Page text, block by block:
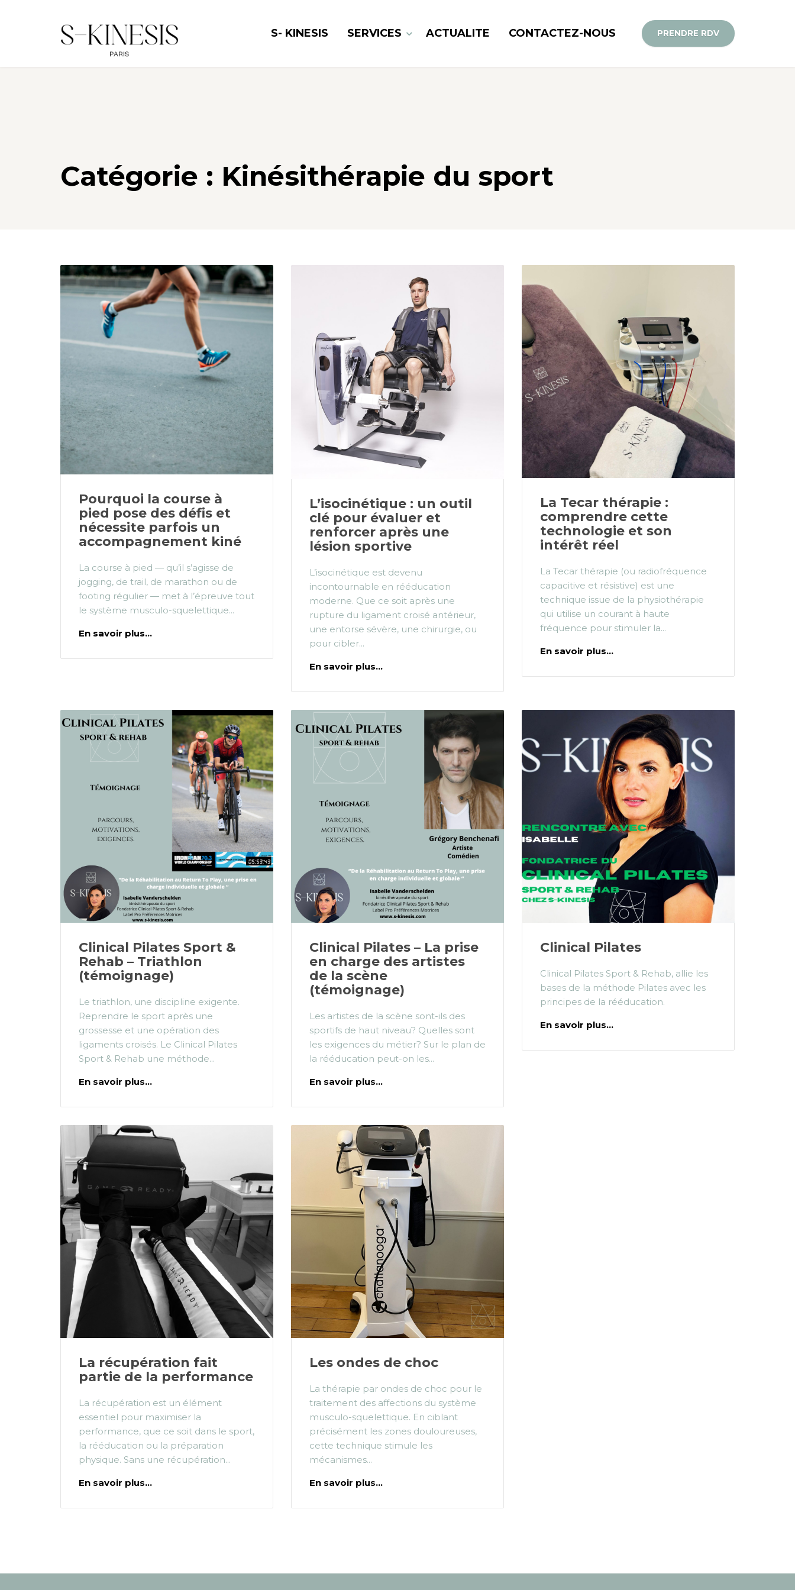
S- KINESIS SERVICES ACTUALITE CONTACTEZ-NOUS PRENDRE RDV
Catégorie : Kinésithérapie du sport
Pourquoi la course à
pied pose des défis et
nécessite parfois un
accompagnement kiné
La course à pied — qu’il s’agisse de
jogging, de trail, de marathon ou de
footing régulier — met à l’épreuve tout
le système musculo-squelettique...
En savoir plus...
L’isocinétique : un outil
clé pour évaluer et
renforcer après une
lésion sportive
L’isocinétique est devenu
incontournable en rééducation
moderne. Que ce soit après une
rupture du ligament croisé antérieur,
une entorse sévère, une chirurgie, ou
pour cibler...
En savoir plus...
La Tecar thérapie :
comprendre cette
technologie et son
intérêt réel
La Tecar thérapie (ou radiofréquence
capacitive et résistive) est une
technique issue de la physiothérapie
qui utilise un courant à haute
fréquence pour stimuler la...
En savoir plus...
Clinical Pilates Sport &
Rehab – Triathlon
(témoignage)
Le triathlon, une discipline exigente.
Reprendre le sport après une
grossesse et une opération des
ligaments croisés. Le Clinical Pilates
Sport & Rehab une méthode...
En savoir plus...
Clinical Pilates – La prise
en charge des artistes
de la scène
(témoignage)
Les artistes de la scène sont-ils des
sportifs de haut niveau? Quelles sont
les exigences du métier? Sur le plan de
la rééducation peut-on les...
En savoir plus...
Clinical Pilates
Clinical Pilates Sport & Rehab, allie les
bases de la méthode Pilates avec les
principes de la rééducation.
En savoir plus...
La récupération fait
partie de la performance
La récupération est un élément
essentiel pour maximiser la
performance, que ce soit dans le sport,
la rééducation ou la préparation
physique. Sans une récupération...
En savoir plus...
Les ondes de choc
La thérapie par ondes de choc pour le
traitement des affections du système
musculo-squelettique. En ciblant
précisément les zones douloureuses,
cette technique stimule les
mécanismes...
En savoir plus...